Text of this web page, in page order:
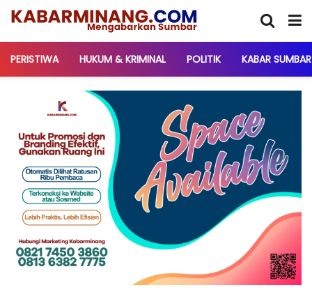
PERISTIWA HUKUM & KRIMINAL POLITIK KABAR SUMBAR